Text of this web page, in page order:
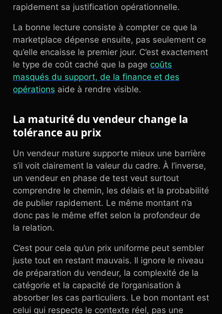
rapidement sa justification opérationnelle.
La bonne lecture consiste à compter ce que la
marketplace dépense ensuite, pas seulement ce
qu’elle encaisse le premier jour. C’est exactement
le type de coût caché que la page coûts
masqués du support, de la finance et des
opérations aide à rendre visible.
La maturité du vendeur change la
tolérance au prix
Un vendeur mature supporte mieux une barrière
s’il voit clairement la valeur du cadre. À l’inverse,
un vendeur en phase de test veut surtout
comprendre le chemin, les délais et la probabilité
de publier rapidement. Le même montant n’a
donc pas le même effet selon la profondeur de
la relation.
C’est pour cela qu’un prix uniforme peut sembler
juste tout en restant mauvais. Il ignore le niveau
de préparation du vendeur, la complexité de la
catégorie et la capacité de l’organisation à
absorber les cas particuliers. Le bon montant est
celui qui respecte le contexte réel, pas une